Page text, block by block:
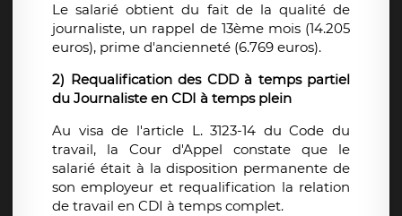
Le salarié obtient du fait de la qualité de
journaliste, un rappel de 13ème mois (14.205
euros), prime d'ancienneté (6.769 euros).
2) Requalification des CDD à temps partiel
du Journaliste en CDI à temps plein
Au visa de l'article L. 3123-14 du Code du
travail, la Cour d'Appel constate que le
salarié était à la disposition permanente de
son employeur et requalification la relation
de travail en CDI à temps complet.